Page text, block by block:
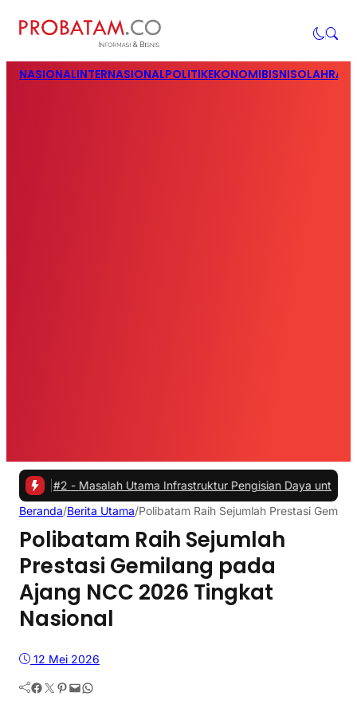
NASIONALINTERNASIONALPOLITIKEKONOMIBISNIS
Masalah Utama Infrastruktur Pengisian Daya untuk Mobil
Beranda/Berita Utama/Polibatam Raih Sejumlah Prestasi
Polibatam Raih Sejumlah
Prestasi Gemilang pada
Ajang NCC 2026 Tingkat
Nasional
12 Mei 2026
Facebook Twitter Pinterest Mail WhatsApp